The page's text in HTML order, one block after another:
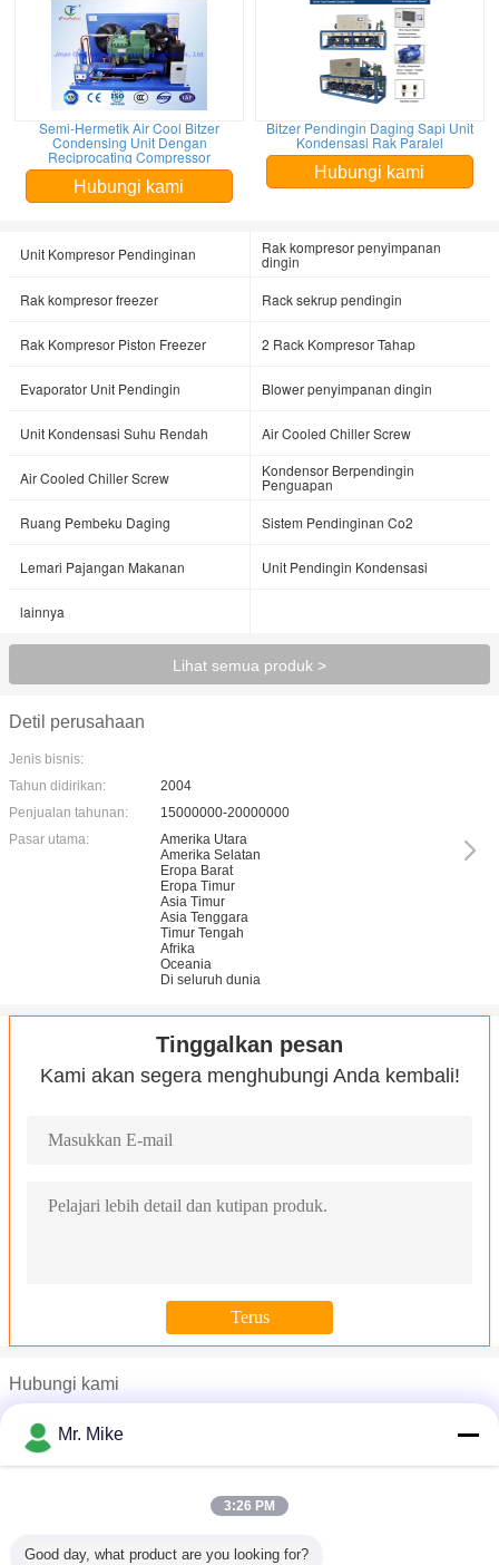
Semi-Hermetik Air Cool Bitzer
Condensing Unit Dengan
Reciprocating Compressor
Hubungi kami
Bitzer Pendingin Daging Sapi Unit
Kondensasi Rak Paralel
Hubungi kami
Unit Kompresor Pendinginan Rak kompresor penyimpanan
dingin
Rak kompresor freezer
Rack sekrup pendingin
Rak Kompresor Piston Freezer 2 Rack Kompresor Tahap
Evaporator Unit Pendingin Blower penyimpanan dingin
Unit Kondensasi Suhu Rendah Air Cooled Chiller Screw
Air Cooled Chiller Screw Kondensor Berpendingin
Penguapan
Ruang Pembeku Daging
Sistem Pendinginan Co2
Lemari Pajangan Makanan Unit Pendingin Kondensasi
lainnya
Lihat semua produk >
Detil perusahaan
Jenis bisnis:
Tahun didirikan:
2004
Penjualan tahunan:
15000000-20000000
Pasar utama:
Amerika Utara
Amerika Selatan
Eropa Barat
Eropa Timur
Asia Timur
Asia Tenggara
Timur Tengah
Afrika
Oceania
Di seluruh dunia
Tinggalkan pesan
Kami akan segera menghubungi Anda kembali!
Hubungi kami
Mr. Mike
3:26 PM
Good day, what product are you looking for?